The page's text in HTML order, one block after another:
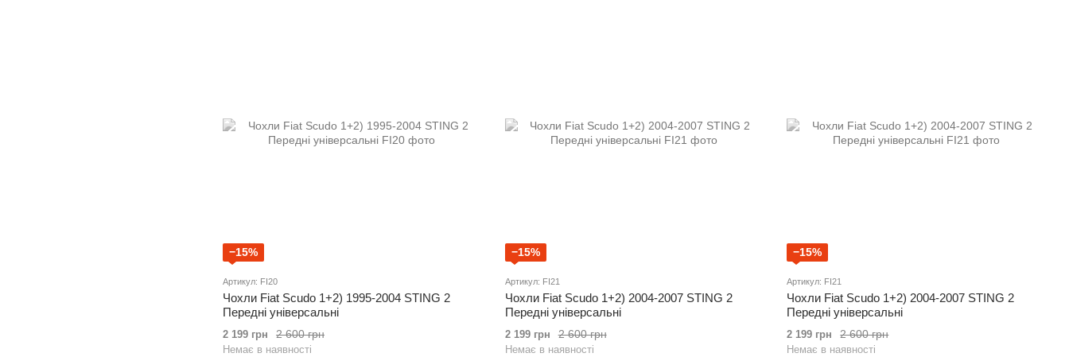
−15%
Артикул: FI20
Чохли Fiat Scudo 1+2) 1995-2004 STING 2
Передні універсальні
2 600 грн
2 199 грн
Немає в наявності
−15%
Артикул: FI21
Чохли Fiat Scudo 1+2) 2004-2007 STING 2
Передні універсальні
2 600 грн
2 199 грн
Немає в наявності
−15%
Артикул: FI21
Чохли Fiat Scudo 1+2) 2004-2007 STING 2
Передні універсальні
2 600 грн
2 199 грн
Немає в наявності